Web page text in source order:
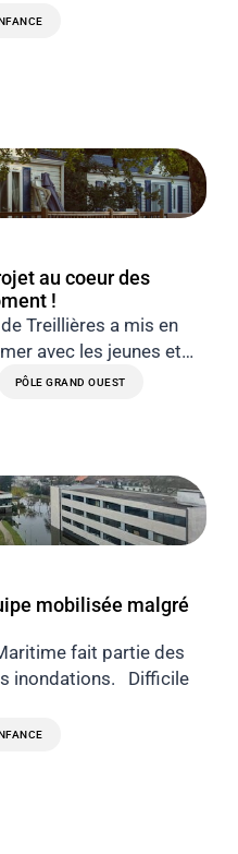
au coeur des
!
Treillières a mis en
avec les jeunes et…
PÔLE GRAND OUEST
mobilisée malgré
fait partie des
inondations. Difficile